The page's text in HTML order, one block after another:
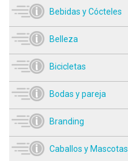
Bebidas y Cócteles
Belleza
Bicicletas
Bodas y pareja
Branding
Caballos y Mascotas